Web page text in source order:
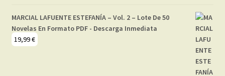
MARCIAL LAFUENTE ESTEFANÍA – Vol. 2 – Lote De 50
Novelas En Formato PDF - Descarga Inmediata
19,99€